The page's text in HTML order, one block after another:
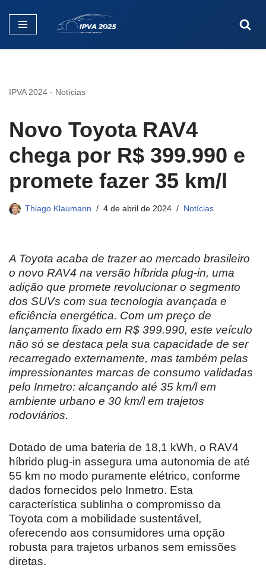
Pular
IPVA 2024 - Notícias
Novo Toyota RAV4
chega por R$ 399.990 e
promete fazer 35 km/l
Thiago Klaumann 4 de abril de 2024 Notícias
A Toyota acaba de trazer ao mercado brasileiro
o novo RAV4 na versão híbrida plug-in, uma
adição que promete revolucionar o segmento
dos SUVs com sua tecnologia avançada e
eficiência energética. Com um preço de
lançamento fixado em R$ 399.990, este veículo
não só se destaca pela sua capacidade de ser
recarregado externamente, mas também pelas
impressionantes marcas de consumo validadas
pelo Inmetro: alcançando até 35 km/l em
ambiente urbano e 30 km/l em trajetos
rodoviários.
Dotado de uma bateria de 18,1 kWh, o RAV4
híbrido plug-in assegura uma autonomia de até
55 km no modo puramente elétrico, conforme
dados fornecidos pelo Inmetro. Esta
característica sublinha o compromisso da
Toyota com a mobilidade sustentável,
oferecendo aos consumidores uma opção
robusta para trajetos urbanos sem emissões
diretas.